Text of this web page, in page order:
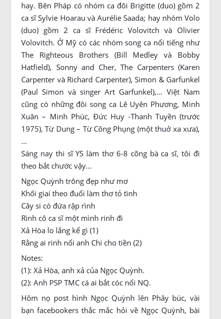
hay. Bên Pháp có nhóm ca đôi Brigitte (duo) gồm 2
ca sĩ Sylvie Hoarau và Aurélie Saada; hay nhóm Volo
(duo) gồm 2 ca sĩ Frédéric Volovitch và Olivier
Volovitch. Ở Mỹ có các nhóm song ca nổi tiếng như
The Righteous Brothers (Bill Medley và Bobby
Hatfield), Sonny and Cher, The Carpenters (Karen
Carpenter và Richard Carpenter), Simon & Garfunkel
(Paul Simon và singer Art Garfunkel),… Việt Nam
cũng có những đôi song ca Lê Uyên Phương, Minh
Xuân – Minh Phúc, Đức Huy -Thanh Tuyền (trước
1975), Từ Dung – Từ Công Phụng (một thuở xa xưa),
…
Sáng nay thi sĩ YS làm thơ 6-8 cõng bà ca sĩ, tôi đi
theo bắt chước vậy…
Ngọc Quỳnh trông đẹp như mơ
Khối giai theo đuổi làm thơ tỏ tình
Cây si có đứa rập rình
Rình cô ca sĩ một mình rinh đi
Xả Hòa lo lắng kể gì (1)
Rằng ai rinh nổi anh Chi cho tiền (2)
Notes:
(1): Xả Hòa, anh xả của Ngọc Quỳnh.
(2): Anh PSP TMC cá ai bắt cóc nổi NQ.
Hôm nọ post hình Ngọc Quỳnh lên Phây búc, vài
bạn facebookers thắc mắc hỏi về Ngọc Quỳnh, bài